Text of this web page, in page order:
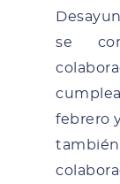
se
febrero